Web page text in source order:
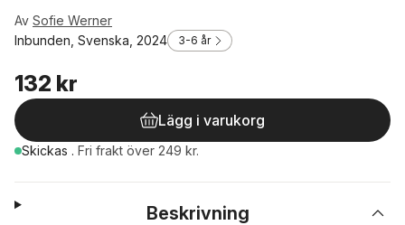
Av Sofie Werner
Inbunden, Svenska, 2024
3-6 år
132 kr
Lägg i varukorg
Skickas . Fri frakt över 249 kr.
Beskrivning